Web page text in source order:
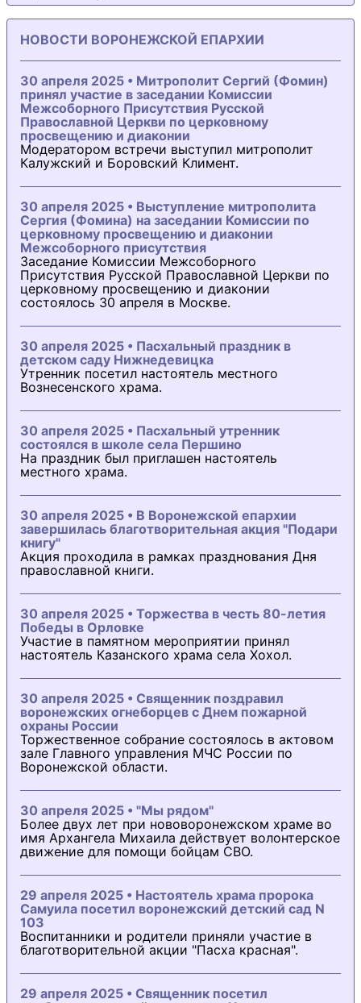
НОВОСТИ ВОРОНЕЖСКОЙ ЕПАРХИИ
30 апреля 2025 • Митрополит Сергий (Фомин)
принял участие в заседании Комиссии
Межсоборного Присутствия Русской
Православной Церкви по церковному
просвещению и диаконии
Модератором встречи выступил митрополит
Калужский и Боровский Климент.
30 апреля 2025 • Выступление митрополита
Сергия (Фомина) на заседании Комиссии по
церковному просвещению и диаконии
Межсоборного присутствия
Заседание Комиссии Межсоборного
Присутствия Русской Православной Церкви по
церковному просвещению и диаконии
состоялось 30 апреля в Москве.
30 апреля 2025 • Пасхальный праздник в
детском саду Нижнедевицка
Утренник посетил настоятель местного
Вознесенского храма.
30 апреля 2025 • Пасхальный утренник
состоялся в школе села Першино
На праздник был приглашен настоятель
местного храма.
30 апреля 2025 • В Воронежской епархии
завершилась благотворительная акция "Подари
книгу"
Акция проходила в рамках празднования Дня
православной книги.
30 апреля 2025 • Торжества в честь 80-летия
Победы в Орловке
Участие в памятном мероприятии принял
настоятель Казанского храма села Хохол.
30 апреля 2025 • Священник поздравил
воронежских огнеборцев с Днем пожарной
охраны России
Торжественное собрание состоялось в актовом
зале Главного управления МЧС России по
Воронежской области.
30 апреля 2025 • "Мы рядом"
Более двух лет при нововоронежском храме во
имя Архангела Михаила действует волонтерское
движение для помощи бойцам СВО.
29 апреля 2025 • Настоятель храма пророка
Самуила посетил воронежский детский сад N
103
Воспитанники и родители приняли участие в
благотворительной акции "Пасха красная".
29 апреля 2025 • Священник посетил